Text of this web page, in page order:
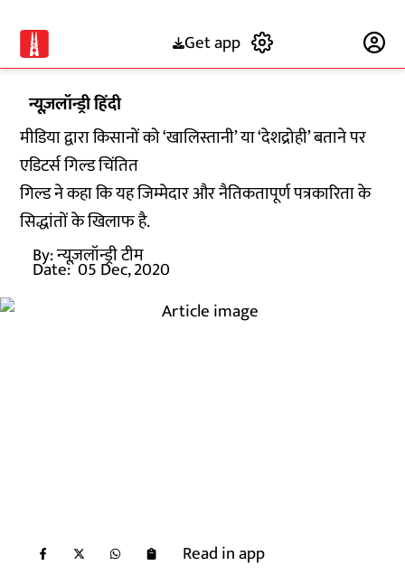
Get app
न्यूज़लॉन्ड्री हिंदी
मीडिया द्वारा किसानों को ‘खालिस्तानी’ या ‘देशद्रोही’ बताने पर
एडिटर्स गिल्ड चिंतित
गिल्ड ने कहा कि यह जिम्मेदार और नैतिकतापूर्ण पत्रकारिता के
सिद्धांतों के खिलाफ है.
By:न्यूज़लॉन्ड्री टीम
Date: 05 Dec, 2020
Read in app